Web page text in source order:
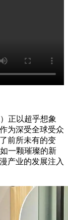
正以超乎想象
为深受全球受众
前所未有的变
一颗璀璨的新
产业的发展注入